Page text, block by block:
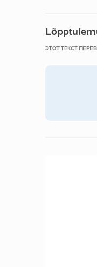
ЭТОТ ТЕКСТ